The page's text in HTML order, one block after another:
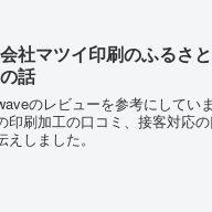
社マツイ印刷のふるさ
話
のレビューを参考にしてい
印刷加工の口コミ、接客対応
しました。